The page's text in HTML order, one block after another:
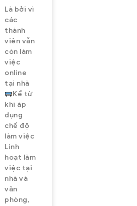
Là bởi vì
các
thành
viên vẫn
còn làm
việc
online
tại nhà
Kể từ
khi áp
dụng
chế độ
làm việc
Linh
hoạt làm
việc tại
nhà và
văn
phòng,